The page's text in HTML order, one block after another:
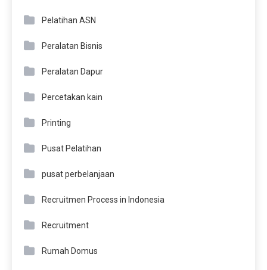
Pelatihan ASN
Peralatan Bisnis
Peralatan Dapur
Percetakan kain
Printing
Pusat Pelatihan
pusat perbelanjaan
Recruitmen Process in Indonesia
Recruitment
Rumah Domus